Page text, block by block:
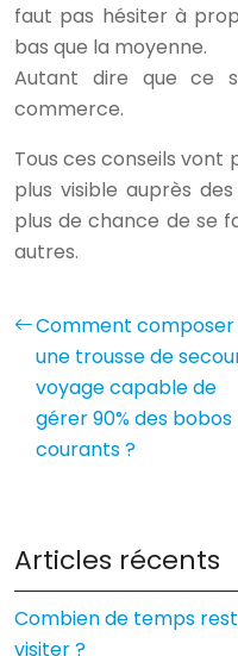
faut pas hésiter à
bas que la moyenne.
Autant dire que ce
commerce.
Tous ces conseils
plus visible auprès
plus de chance de se
autres.
Comment composer
une trousse de
voyage capable de
gérer 90% des bobos
courants ?
Articles récents
Combien de temps
visiter ?